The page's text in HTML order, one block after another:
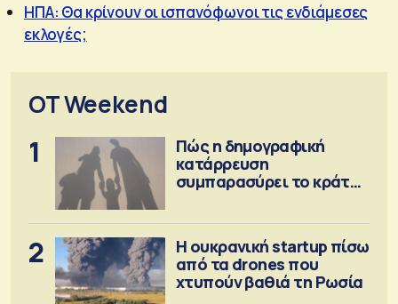
ΗΠΑ: Θα κρίνουν οι ισπανόφωνοι τις ενδιάμεσες
εκλογές;
OT Weekend
1
Πώς η δημογραφική
κατάρρευση
συμπαρασύρει το κράτος
2
Η ουκρανική startup πίσω
από τα drones που
χτυπούν βαθιά τη Ρωσία